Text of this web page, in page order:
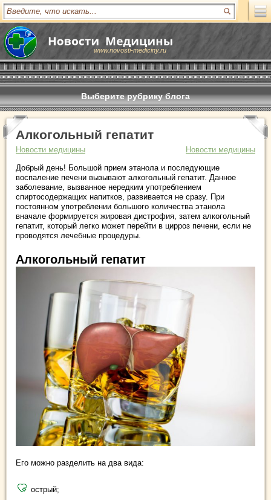
www.novosti-mediciny.ru
Выберите рубрику блога
Алкогольный гепатит
Новости медицины
Новости медицины
Добрый день! Большой прием этанола и последующие
воспаление печени вызывают алкогольный гепатит. Данное
заболевание, вызванное нередким употреблением
спиртосодержащих напитков, развивается не сразу. При
постоянном употреблении большого количества этанола
вначале формируется жировая дистрофия, затем алкогольный
гепатит, который легко может перейти в цирроз печени, если не
проводятся лечебные процедуры.
Алкогольный гепатит
Его можно разделить на два вида:
острый;